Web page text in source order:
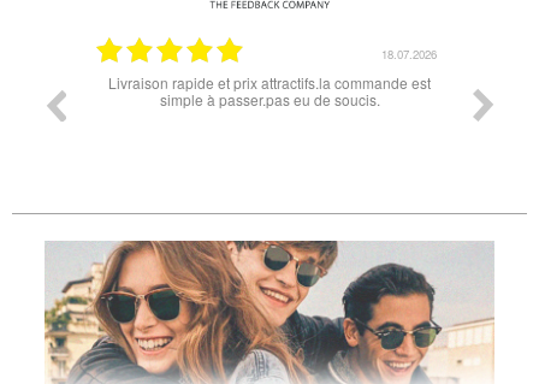
18.07.2026
commande est
soucis.
Super lunette merci pour les lunettes pour l'éclipse